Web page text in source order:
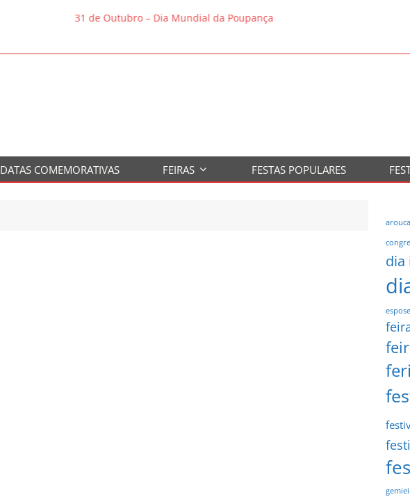
31 de Outubro – Dia Mundial da Poupança
DATAS COMEMORATIVAS FEIRAS FESTAS POPULARES
arouca
dia